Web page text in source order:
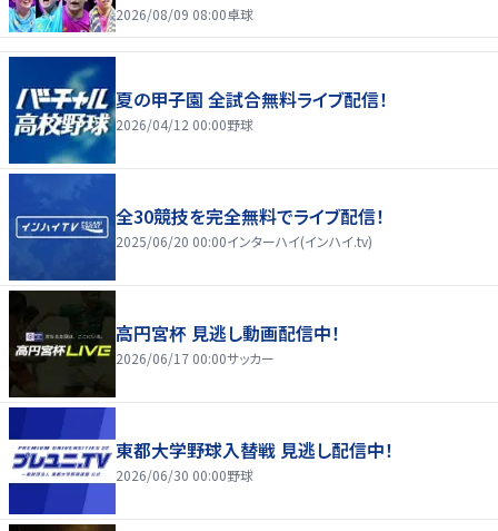
2026/08/09 08:00卓球
夏の甲子園 全試合無料ライブ配信！
2026/04/12 00:00野球
全30競技を完全無料でライブ配信！
2025/06/20 00:00インターハイ(インハイ.tv)
高円宮杯 見逃し動画配信中！
2026/06/17 00:00サッカー
東都大学野球入替戦 見逃し配信中！
2026/06/30 00:00野球